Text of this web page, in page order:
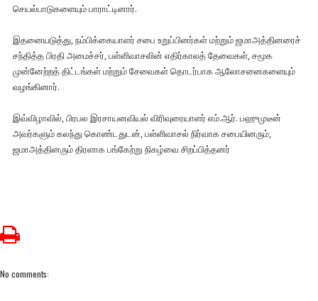
செயல்பாடுகளையும் பாராட்டினார்.
இதனையடுத்து, நம்பிக்கையாளர் சபை உறுப்பினர்கள் மற்றும் ஜமாஅத்தினரைச்
சந்தித்த பிரதி அமைச்சர், பள்ளிவாசலின் எதிர்காலத் தேவைகள், சமூக
முன்னேற்றத் திட்டங்கள் மற்றும் சேவைகள் தொடர்பாக ஆலோசனைகளையும்
வழங்கினார்.
இவ்விழாவில், பிரபல இரசாயனவியல் விரிவுரையாளர் எம்.ஆர். பஹுமுடீன்
அவர்களும் கலந்து கொண்டதுடன், பள்ளிவாசல் நிர்வாக சபையினரும்,
ஜமாஅத்தினரும் திரளாக பங்கேற்று நிகழ்வை சிறப்பித்தனர்
No comments: